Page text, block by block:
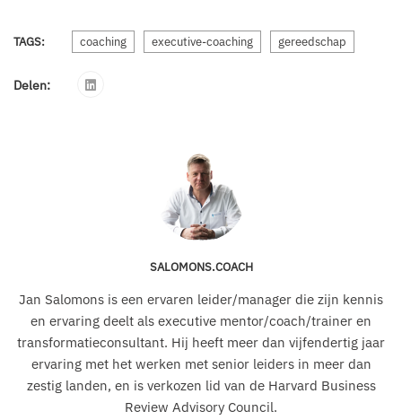
TAGS: coaching executive-coaching gereedschap
Delen:
SALOMONS.COACH
Jan Salomons is een ervaren leider/manager die zijn kennis
en ervaring deelt als executive mentor/coach/trainer en
transformatieconsultant. Hij heeft meer dan vijfendertig jaar
ervaring met het werken met senior leiders in meer dan
zestig landen, en is verkozen lid van de Harvard Business
Review Advisory Council.